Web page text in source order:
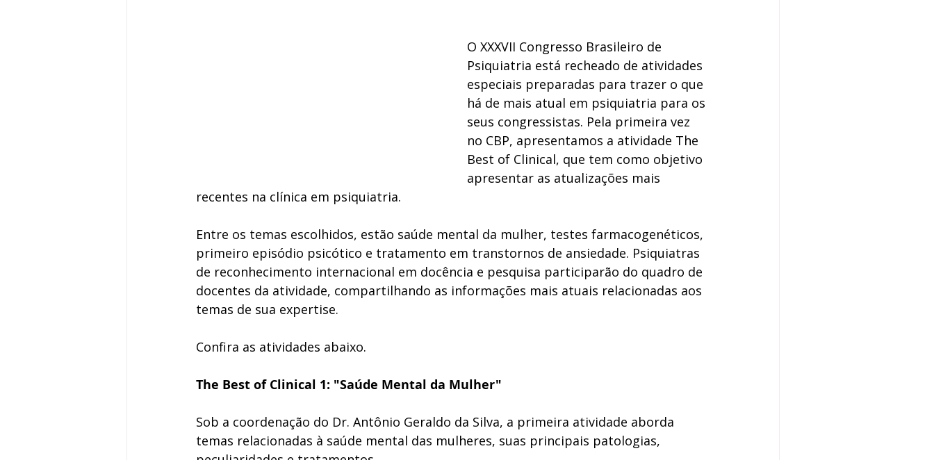
O XXXVII Congresso Brasileiro de
Psiquiatria está recheado de atividades
especiais preparadas para trazer o que
há de mais atual em psiquiatria para os
seus congressistas. Pela primeira vez
no CBP, apresentamos a atividade The
Best of Clinical, que tem como objetivo
apresentar as atualizações mais
recentes na clínica em psiquiatria.
Entre os temas escolhidos, estão saúde mental da mulher, testes farmacogenéticos,
primeiro episódio psicótico e tratamento em transtornos de ansiedade. Psiquiatras
de reconhecimento internacional em docência e pesquisa participarão do quadro de
docentes da atividade, compartilhando as informações mais atuais relacionadas aos
temas de sua expertise.
Confira as atividades abaixo.
The Best of Clinical 1: "Saúde Mental da Mulher"
Sob a coordenação do Dr. Antônio Geraldo da Silva, a primeira atividade aborda
temas relacionadas à saúde mental das mulheres, suas principais patologias,